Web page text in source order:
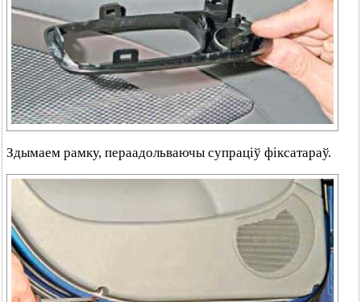
Здымаем рамку, пераадольваючы супраціў фіксатараў.